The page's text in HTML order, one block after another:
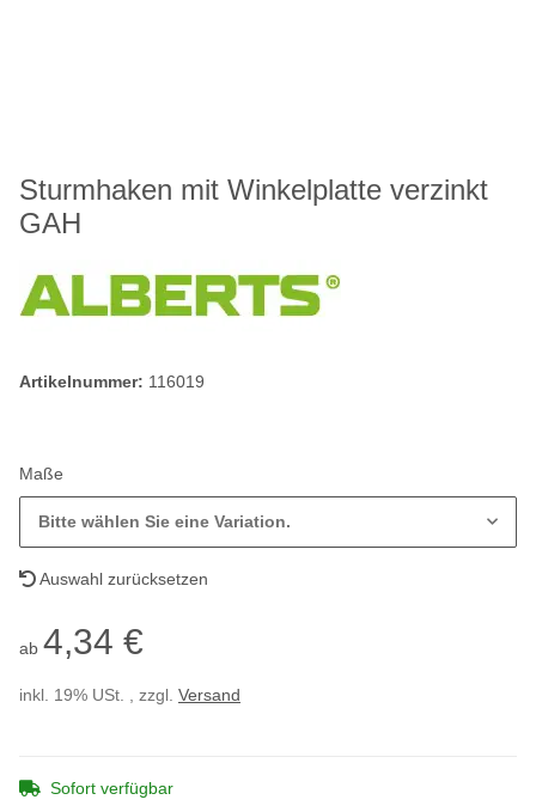
Sturmhaken mit Winkelplatte verzinkt
GAH
Artikelnummer: 116019
Maße
Bitte wählen Sie eine Variation.
Auswahl zurücksetzen
ab 4,34 €
inkl. 19% USt. , zzgl. Versand
Sofort verfügbar